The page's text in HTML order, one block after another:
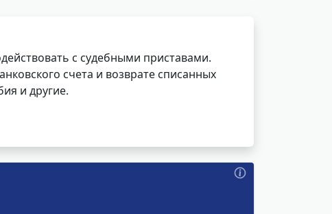
с судебными приставами.
счета и возврате списанных
и другие.